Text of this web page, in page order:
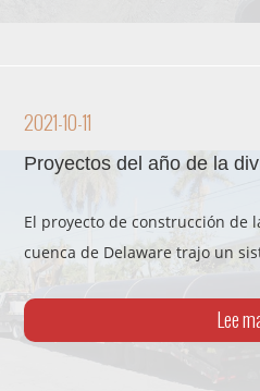
2021-10-11
Proyectos del año de la
El proyecto de construcción de
cuenca de Delaware trajo un
Lee